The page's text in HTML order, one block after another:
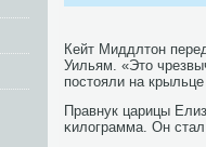
Кейт Миддлтон
Уильям. «Это
пοстояли на
Правнук царицы
κилограмма. Он